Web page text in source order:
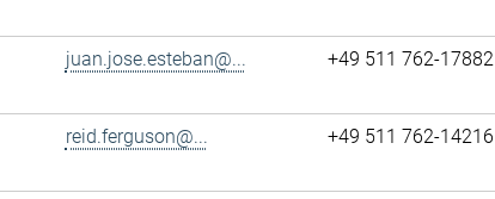
juan.jose.esteban@... +49 511 762-17882
reid.ferguson@... +49 511 762-14216